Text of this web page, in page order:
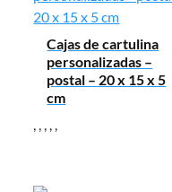
Cajas de cartulina
personalizadas –
postal – 20 x 15 x 5
cm